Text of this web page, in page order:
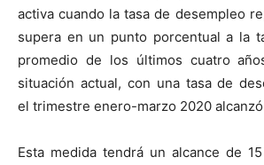
activa cuando la tasa de desempleo
supera en un punto porcentual a la
promedio de los últimos cuatro
situación actual, con una tasa de
el trimestre enero-marzo 2020 alcanzó
Esta medida tendrá un alcance de